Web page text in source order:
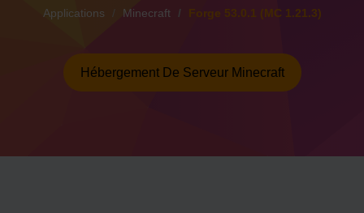
Applications Minecraft Forge 53.0.1 (MC 1.21.3)
Hébergement De Serveur Minecraft